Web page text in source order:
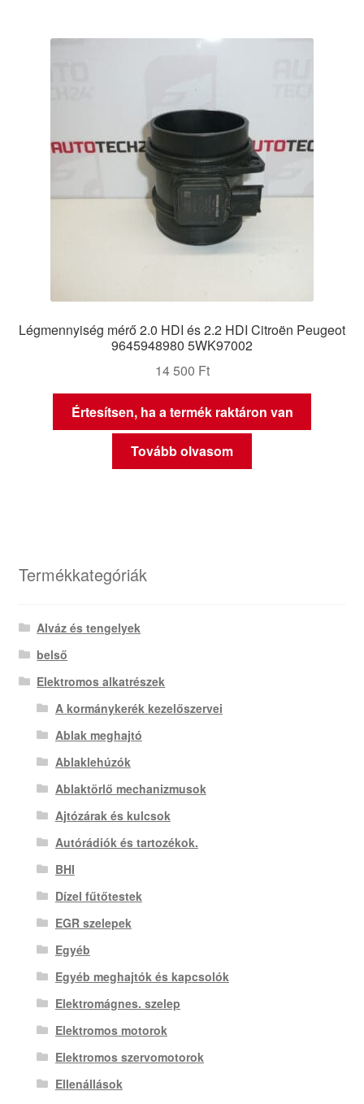
Légmennyiség mérő 2.0 HDI és 2.2 HDI Citroën Peugeot
9645948980 5WK97002
14 500 Ft
Értesítsen, ha a termék raktáron van
Tovább olvasom
Termékkategóriák
Alváz és tengelyek
belső
Elektromos alkatrészek
A kormánykerék kezelőszervei
Ablak meghajtó
Ablaklehúzók
Ablaktörlő mechanizmusok
Ajtózárak és kulcsok
Autórádiók és tartozékok.
BHI
Dízel fűtőtestek
EGR szelepek
Egyéb
Egyéb meghajtók és kapcsolók
Elektromágnes. szelep
Elektromos motorok
Elektromos szervomotorok
Ellenállások